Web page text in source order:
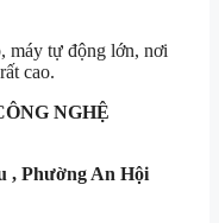
máy tự động lớn, nơi
cao.
NGHỆ
, Phường An Hội